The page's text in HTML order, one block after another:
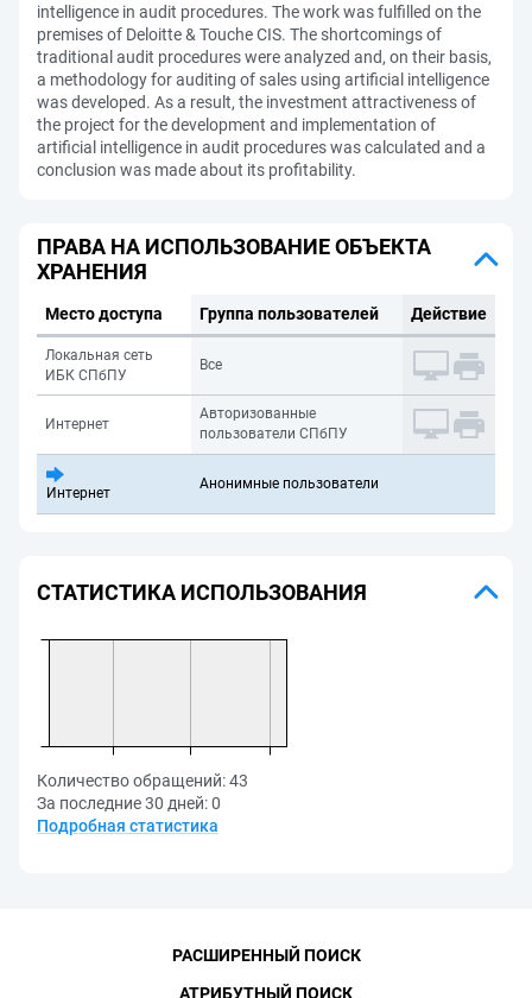
intelligence in audit procedures. The work was fulfilled on the
premises of Deloitte & Touche CIS. The shortcomings of
traditional audit procedures were analyzed and, on their basis,
a methodology for auditing of sales using artificial intelligence
was developed. As a result, the investment attractiveness of
the project for the development and implementation of
artificial intelligence in audit procedures was calculated and a
conclusion was made about its profitability.
ПРАВА НА ИСПОЛЬЗОВАНИЕ ОБЪЕКТА
ХРАНЕНИЯ
Место доступа Группа пользователей Действие
Локальная сеть
ИБК СПбПУ
Все
Интернет
Авторизованные
пользователи СПбПУ
Интернет
Анонимные пользователи
СТАТИСТИКА ИСПОЛЬЗОВАНИЯ
Количество обращений:43
За последние 30 дней:0
Подробная статистика
РАСШИРЕННЫЙ ПОИСК
АТРИБУТНЫЙ ПОИСК